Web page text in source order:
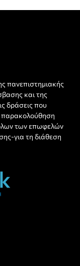
πανεπιστημιακής
και της
δράσεις που
παρακολούθηση
των επωφελών
για τη διάθεση